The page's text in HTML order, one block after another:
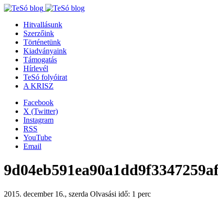
Hitvallásunk
Szerzőink
Történetünk
Kiadványaink
Támogatás
Hírlevél
TeSó folyóirat
A KRISZ
Facebook
X (Twitter)
Instagram
RSS
YouTube
Email
2015. december 16., szerda Olvasási idő: 1 perc